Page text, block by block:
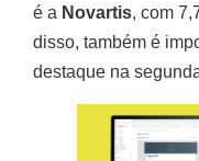
é a Novartis, com
disso, também é
destaque na